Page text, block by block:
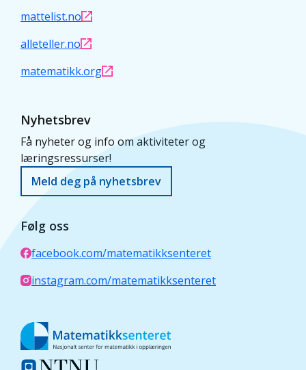
mattelist.no
alleteller.no
matematikk.org
Nyhetsbrev
Få nyheter og info om aktiviteter og
læringsressurser!
Meld deg på nyhetsbrev
Følg oss
facebook.com/matematikksenteret
instagram.com/matematikksenteret